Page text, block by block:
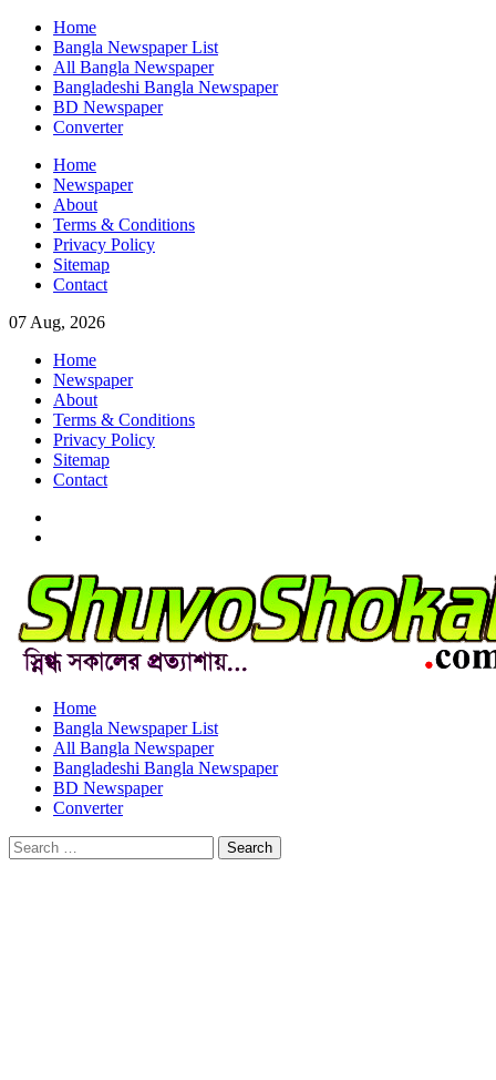
Skip
content
Home
Bangla Newspaper List
All Bangla Newspaper
Bangladeshi Bangla Newspaper
BD Newspaper
Converter
Home
Newspaper
About
Terms & Conditions
Privacy Policy
Sitemap
Contact
07 Aug, 2026
Home
Newspaper
About
Terms & Conditions
Privacy Policy
Sitemap
Contact
Home
Bangla Newspaper List
All Bangla Newspaper
Bangladeshi Bangla Newspaper
BD Newspaper
Converter
Search
for: